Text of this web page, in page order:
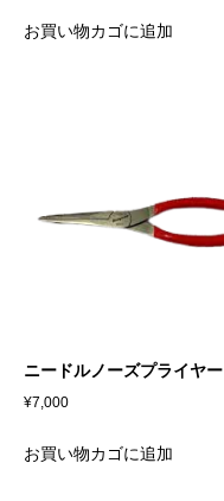
お買い物カゴに追加
ニードルノーズプライヤー
¥7,000
お買い物カゴに追加